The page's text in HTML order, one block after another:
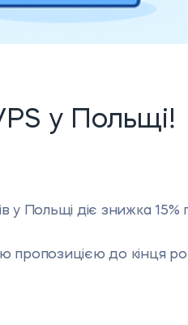
у Польщі!
у Польщі діє знижка 15%
пропозицією до кінця